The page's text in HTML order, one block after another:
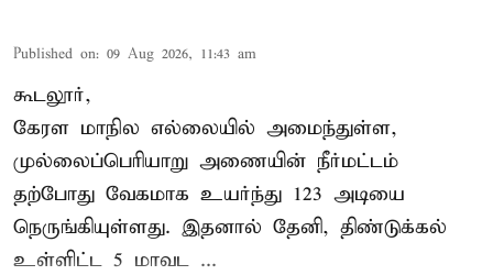
Published on: 09 Aug 2026, 11:43 am
கூடலூர்,
கேரள மாநில எல்லையில் அமைந்துள்ள,
முல்லைப்பெரியாறு அணையின் நீர்மட்டம்
தற்போது வேகமாக உயர்ந்து 123 அடியை
நெருங்கியுள்ளது. இதனால் தேனி, திண்டுக்கல்
உள்ளிட்ட 5 மாவட ...